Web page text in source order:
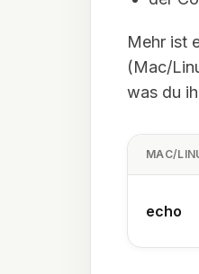
Mehr ist
(Mac/
was du
MAC/
echo